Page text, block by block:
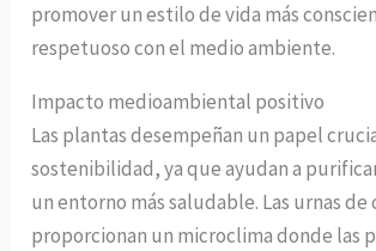
promover un estilo de vida más
respetuoso con el medio ambiente.
Impacto medioambiental positivo
Las plantas desempeñan un papel
sostenibilidad, ya que ayudan a
un entorno más saludable. Las urnas de
proporcionan un microclima donde las